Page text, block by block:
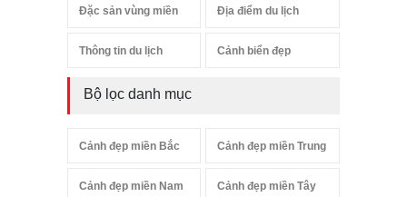
Đặc sản vùng miền Địa điểm du lịch
Thông tin du lịch Cảnh biển đẹp
Bộ lọc danh mục
Cảnh đẹp miền Bắc Cảnh đẹp miền Trung
Cảnh đẹp miền Nam Cảnh đẹp miền Tây